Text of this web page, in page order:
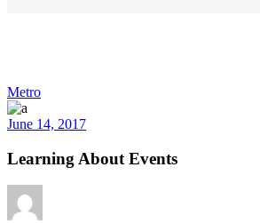
Metro
June 14, 2017
Learning About Events